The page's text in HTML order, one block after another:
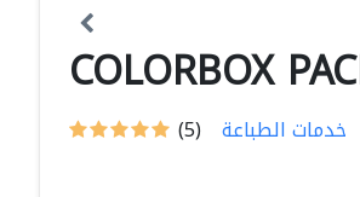
COLORBOX
(5) خدمات الطباعة